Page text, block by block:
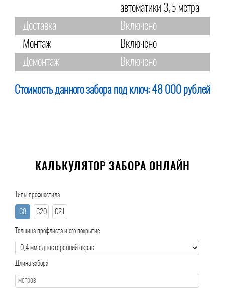
автоматики 3,5 метра
Доставка
Включено
Монтаж
Включено
Демонтаж
Включено
Стоимость данного забора под ключ: 48 000 рублей
КАЛЬКУЛЯТОР ЗАБОРА ОНЛАЙН
Типы профнастила
С8 С20 С21
Толщина профлиста и его покрытие
Длина забора